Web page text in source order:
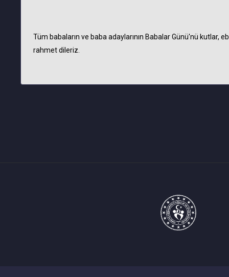
Tüm babaların ve baba adaylarının Babalar Günü'nü kutlar,
rahmet dileriz.